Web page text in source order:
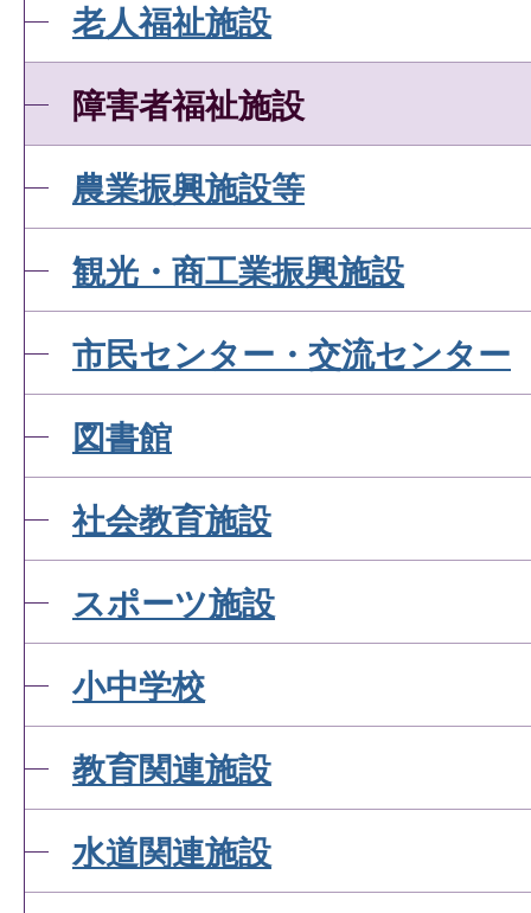
老人福祉施設
障害者福祉施設
農業振興施設等
観光・商工業振興施設
市民センター・交流センター
図書館
社会教育施設
スポーツ施設
小中学校
教育関連施設
水道関連施設